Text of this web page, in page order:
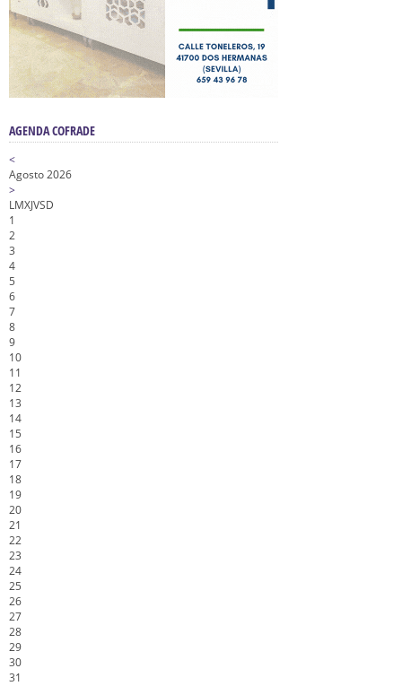
AGENDA COFRADE
<
Agosto 2026
>
LMXJVSD
1
2
3
4
5
6
7
8
9
10
11
12
13
14
15
16
17
18
19
20
21
22
23
24
25
26
27
28
29
30
31